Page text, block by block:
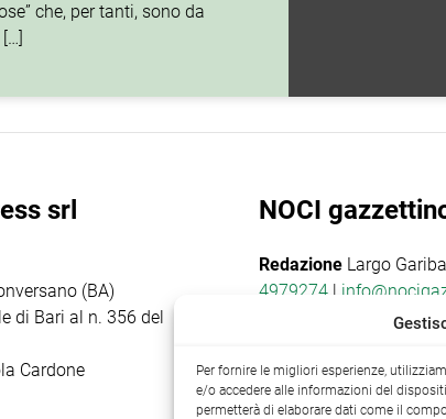
che, per tanti, sono da
srl
(BA)
di Bari al n. 356 del
Cardone
NOCI
Redazione Largo
4979274 |
Per fornire le migliori esperienze,
e/o accedere alle informazioni del
permetterà di elaborare dati come il